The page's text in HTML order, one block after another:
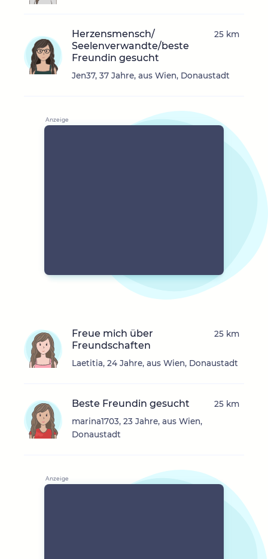
Herzensmensch/
Seelenverwandte/beste
Freundin gesucht
Jen37, 37 Jahre, aus Wien, Donaustadt
25 km
Freue mich über
Freundschaften
Laetitia, 24 Jahre, aus Wien, Donaustadt
25 km
Beste Freundin gesucht
marina1703, 23 Jahre, aus Wien,
Donaustadt
25 km